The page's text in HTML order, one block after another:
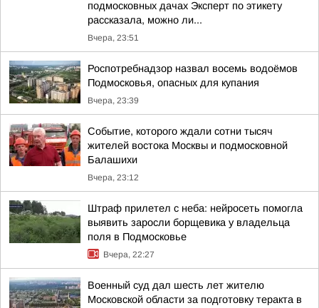
подмосковных дачах Эксперт по этикету
рассказала, можно ли...
Вчера, 23:51
Роспотребнадзор назвал восемь водоёмов
Подмосковья, опасных для купания
Вчера, 23:39
Событие, которого ждали сотни тысяч
жителей востока Москвы и подмосковной
Балашихи
Вчера, 23:12
Штраф прилетел с неба: нейросеть помогла
выявить заросли борщевика у владельца
поля в Подмосковье
Вчера, 22:27
Военный суд дал шесть лет жителю
Московской области за подготовку теракта в